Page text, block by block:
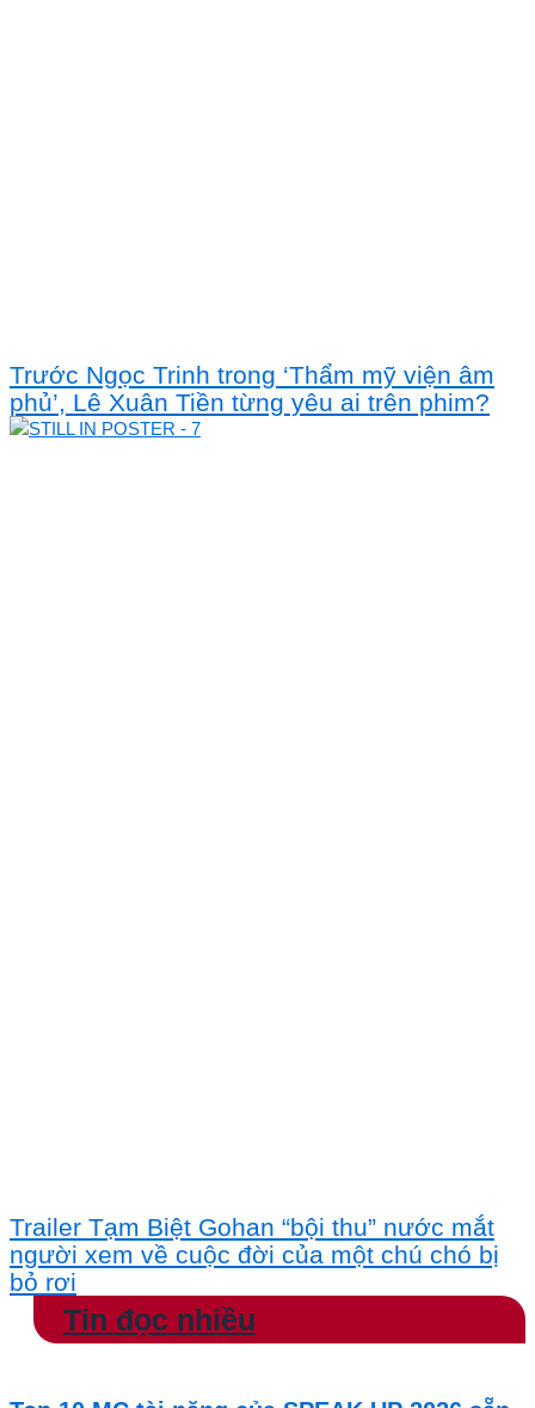
Trước Ngọc Trinh trong ‘Thẩm mỹ viện âm
phủ’, Lê Xuân Tiền từng yêu ai trên phim?
Trailer Tạm Biệt Gohan “bội thu” nước mắt
người xem về cuộc đời của một chú chó bị
bỏ rơi
Tin đọc nhiều